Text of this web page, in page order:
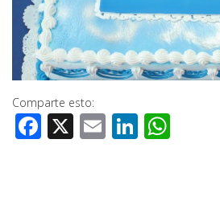
Comparte esto:
Facebook
X EmailLinkedIn